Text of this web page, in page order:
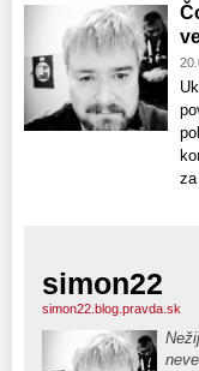
za
simon22
simon22.blog.pravda.sk